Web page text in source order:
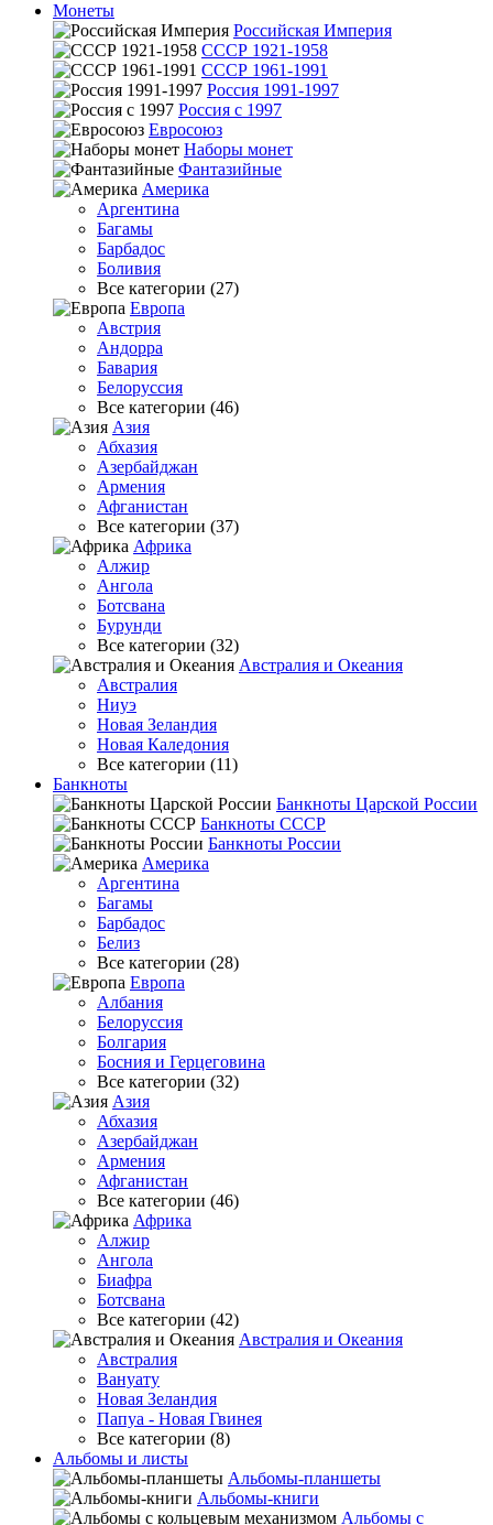
Монеты
Российская Империя
СССР 1921-1958
СССР 1961-1991
Россия 1991-1997
Россия с 1997
Евросоюз
Наборы монет
Фантазийные
Америка
Аргентина
Багамы
Барбадос
Боливия
Все категории (27)
Европа
Австрия
Андорра
Бавария
Белоруссия
Все категории (46)
Азия
Абхазия
Азербайджан
Армения
Афганистан
Все категории (37)
Африка
Алжир
Ангола
Ботсвана
Бурунди
Все категории (32)
Австралия и Океания
Австралия
Ниуэ
Новая Зеландия
Новая Каледония
Все категории (11)
Банкноты
Банкноты Царской России
Банкноты СССР
Банкноты России
Америка
Аргентина
Багамы
Барбадос
Белиз
Все категории (28)
Европа
Албания
Белоруссия
Болгария
Босния и Герцеговина
Все категории (32)
Азия
Абхазия
Азербайджан
Армения
Афганистан
Все категории (46)
Африка
Алжир
Ангола
Биафра
Ботсвана
Все категории (42)
Австралия и Океания
Австралия
Вануату
Новая Зеландия
Папуа - Новая Гвинея
Все категории (8)
Альбомы и листы
Альбомы-планшеты
Альбомы-книги
Альбомы с